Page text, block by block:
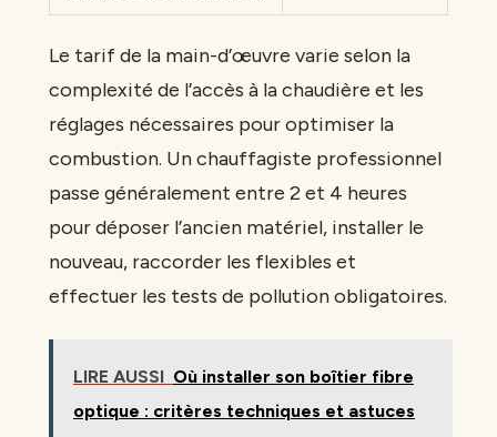
Le tarif de la main-d’œuvre varie selon la
complexité de l’accès à la chaudière et les
réglages nécessaires pour optimiser la
combustion. Un chauffagiste professionnel
passe généralement entre 2 et 4 heures
pour déposer l’ancien matériel, installer le
nouveau, raccorder les flexibles et
effectuer les tests de pollution obligatoires.
LIRE AUSSI Où installer son boîtier fibre
optique : critères techniques et astuces